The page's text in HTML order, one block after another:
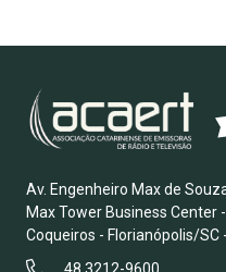
Av. Engenheiro Max de
Max Tower Business Center
Coqueiros - Florianópolis/SC